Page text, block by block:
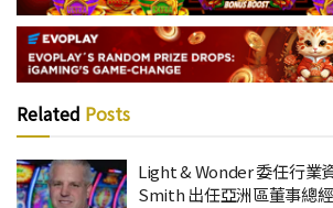
Related Posts
Light & Wonder 委任行業
Smith 出任亞洲區董事總